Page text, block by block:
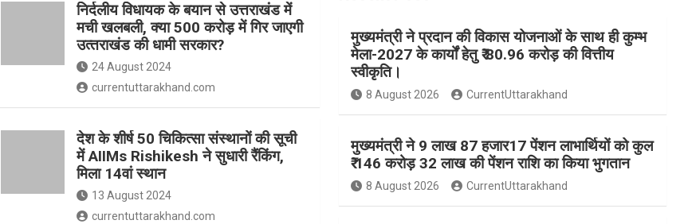
निर्दलीय विधायक के बयान से उत्तराखंड में
मची खलबली, क्‍या 500 करोड़ में गिर जाएगी
उत्‍तराखंड की धामी सरकार?
24 August 2024
currentuttarakhand.com
देश के शीर्ष 50 चिकित्सा संस्थानों की सूची
में AIIMs Rishikesh ने सुधारी रैंकिंग,
मिला 14वां स्थान
13 August 2024
currentuttarakhand.com
e
b
o
o
t
a
g
r
t
e
r
e
t
t
e
r
T
b
मुख्यमंत्री ने प्रदान की विकास योजनाओं के साथ ही कुम्भ
मेला-2027 के कार्यों हेतु ₹ 80.96 करोड़ की वित्तीय
स्वीकृति।
8 August 2026 CurrentUttarakhand
मुख्यमंत्री ने 9 लाख 87 हजार17 पेंशन लाभार्थियों को कुल
₹ 146 करोड़ 32 लाख की पेंशन राशि का किया भुगतान
8 August 2026 CurrentUttarakhand